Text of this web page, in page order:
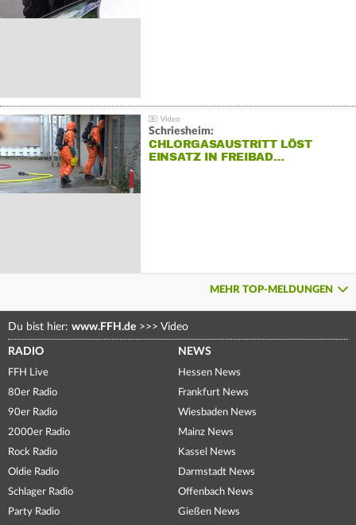
Schriesheim:
CHLORGASAUSTRITT LÖST
EINSATZ IN FREIBAD…
MEHR TOP-MELDUNGEN
Du bist hier: www.FFH.de >>> Video
RADIO
FFH Live
80er Radio
90er Radio
2000er Radio
Rock Radio
Oldie Radio
Schlager Radio
Party Radio
NEWS
Hessen News
Frankfurt News
Wiesbaden News
Mainz News
Kassel News
Darmstadt News
Offenbach News
Gießen News